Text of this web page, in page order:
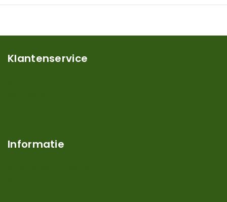
Klantenservice
Informatie